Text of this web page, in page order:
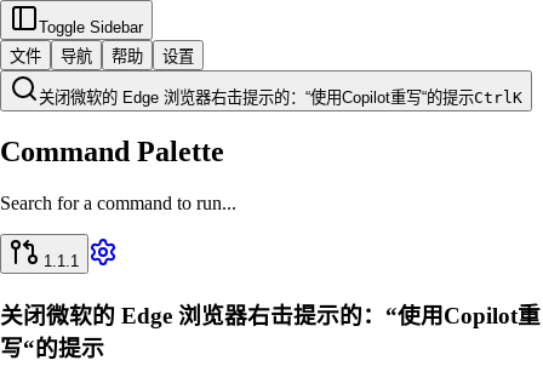
Toggle Sidebar
文件
导航 帮助 设置
关闭微软的 Edge 浏览器右击提示的：“使用Copilot重写“的提示CtrlK
Command Palette
Search for a command to run...
1.1.1
关闭微软的 Edge 浏览器右击提示的：“使用Copilot重
写“的提示